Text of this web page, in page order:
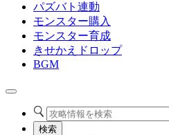
パズバト連動
モンスター購入
モンスター育成
きせかえドロップ
BGM
検索